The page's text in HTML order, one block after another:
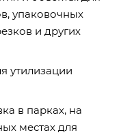
упаковочных
и других
утилизации
в парках, на
местах для